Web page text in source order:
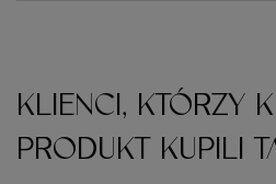
KLIENCI, KTÓRZY
PRODUKT KUPILI